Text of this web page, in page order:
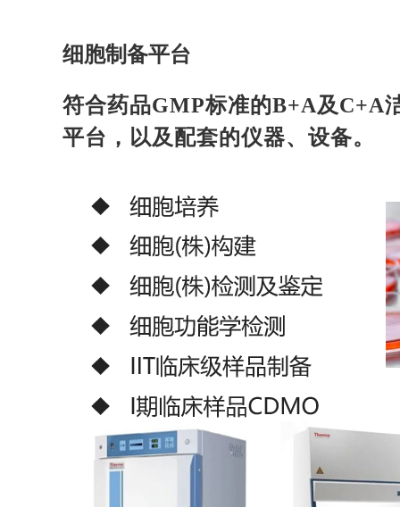
细胞制备平台
符合药品GMP标准的B+A及C+A
平台，以及配套的仪器、设备。